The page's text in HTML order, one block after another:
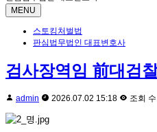
MENU
스토킹처벌법
판심법무법인 대표변호사
검사장역임 前대검
admin 2026.07.02 15:18 조회